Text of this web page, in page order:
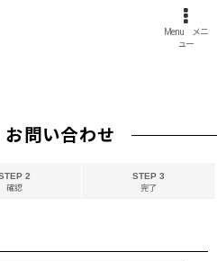
Menu メニ
ュー
問い合わせ
2
確認
STEP 3
完了